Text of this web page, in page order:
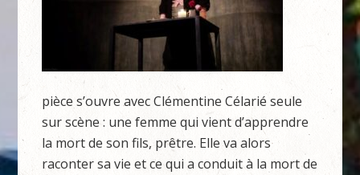
pièce s’ouvre avec Clémentine Célarié seule
sur scène : une femme qui vient d’apprendre
la mort de son fils, prêtre. Elle va alors
raconter sa vie et ce qui a conduit à la mort de